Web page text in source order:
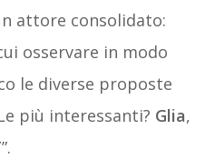
attore consolidato:
osservare in modo
le diverse proposte
più interessanti? Glia,
”.